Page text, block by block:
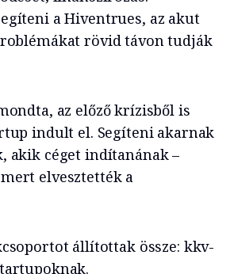
a Hiventrues, az akut
rövid távon tudják
az előző krízisből is
indult el. Segíteni akarnak
akik céget indítanának –
elvesztették a
állítottak össze: kkv-